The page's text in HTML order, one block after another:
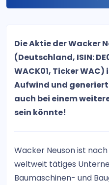
Die Aktie der Wacker
(Deutschland, ISIN:
WACK01, Ticker
Aufwind und
auch bei einem
sein könnte!
Wacker Neuson ist
weltweit tätiges
Baumaschinen- und